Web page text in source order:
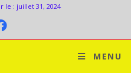
le : juillet 31, 2024
MENU